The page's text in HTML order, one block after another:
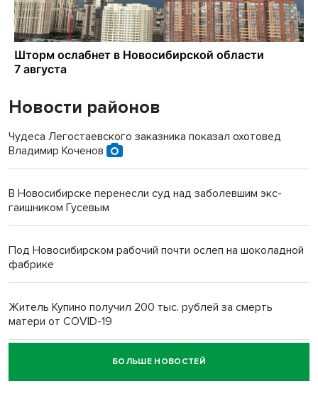
Новости районов
Чудеса Легостаевского заказника показал охотовед
Владимир Коченов
В Новосибирске перенесли суд над заболевшим экс-
гаишником Гусевым
Под Новосибирском рабочий почти ослеп на шоколадной
фабрике
Житель Купино получил 200 тыс. рублей за смерть
матери от COVID-19
Новосибирский суд наказал водителя за смерть
пенсионерки на вокзале
БОЛЬШЕ НОВОСТЕЙ